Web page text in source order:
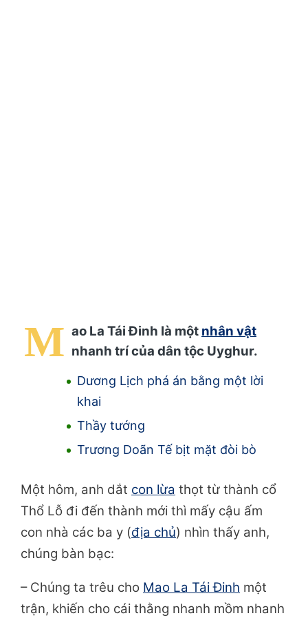
M ao La Tái Đinh là một nhân vật
nhanh trí của dân tộc Uyghur.
Dương Lịch phá án bằng một lời
khai
Thầy tướng
Trương Doãn Tế bịt mặt đòi bò
Một hôm, anh dắt con lừa thọt từ thành cổ
Thổ Lỗ đi đến thành mới thì mấy cậu ấm
con nhà các ba y (địa chủ) nhìn thấy anh,
chúng bàn bạc:
– Chúng ta trêu cho Mao La Tái Đinh một
trận, khiến cho cái thằng nhanh mồm nhanh